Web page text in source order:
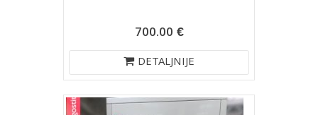
700.00 €
DETALJNIJE